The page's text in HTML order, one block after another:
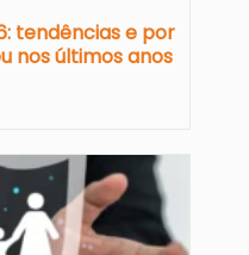
tendências e por
nos últimos anos